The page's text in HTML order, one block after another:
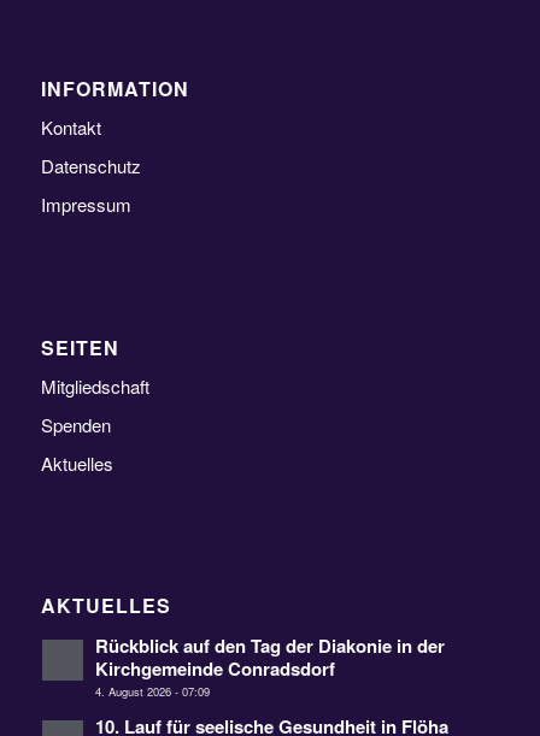
INFORMATION
Kontakt
Datenschutz
Impressum
SEITEN
Mitgliedschaft
Spenden
Aktuelles
AKTUELLES
Rückblick auf den Tag der Diakonie in der
Kirchgemeinde Conradsdorf
4. August 2026 - 07:09
10. Lauf für seelische Gesundheit in Flöha